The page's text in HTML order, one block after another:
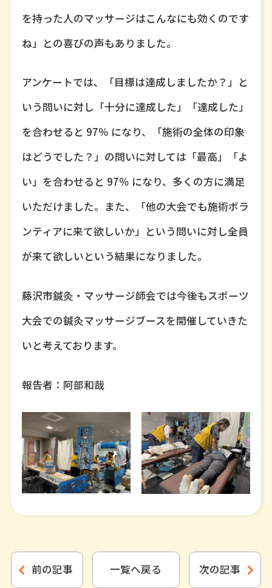
を持った人のマッサージはこんなにも効くのです
ね」との喜びの声もありました。
アンケートでは、「目標は達成しましたか？」と
いう問いに対し「十分に達成した」「達成した」
を合わせると 97％ になり、「施術の全体の印象
はどうでした？」の問いに対しては「最高」「よ
い」を合わせると 97％ になり、多くの方に満足
いただけました。また、「他の大会でも施術ボラ
ンティアに来て欲しいか」という問いに対し全員
が来て欲しいという結果になりました。
藤沢市鍼灸・マッサージ師会では今後もスポーツ
大会での鍼灸マッサージブースを開催していきた
いと考えております。
報告者：阿部和哉
前の記事 一覧へ戻る 次の記事